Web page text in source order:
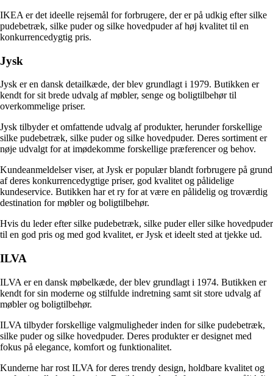
IKEA er det ideelle rejsemål for forbrugere, der er på udkig efter silke
pudebetræk, silke puder og silke hovedpuder af høj kvalitet til en
konkurrencedygtig pris.
Jysk
Jysk er en dansk detailkæde, der blev grundlagt i 1979. Butikken er
kendt for sit brede udvalg af møbler, senge og boligtilbehør til
overkommelige priser.
Jysk tilbyder et omfattende udvalg af produkter, herunder forskellige
silke pudebetræk, silke puder og silke hovedpuder. Deres sortiment er
nøje udvalgt for at imødekomme forskellige præferencer og behov.
Kundeanmeldelser viser, at Jysk er populær blandt forbrugere på grund
af deres konkurrencedygtige priser, god kvalitet og pålidelige
kundeservice. Butikken har et ry for at være en pålidelig og troværdig
destination for møbler og boligtilbehør.
Hvis du leder efter silke pudebetræk, silke puder eller silke hovedpuder
til en god pris og med god kvalitet, er Jysk et ideelt sted at tjekke ud.
ILVA
ILVA er en dansk møbelkæde, der blev grundlagt i 1974. Butikken er
kendt for sin moderne og stilfulde indretning samt sit store udvalg af
møbler og boligtilbehør.
ILVA tilbyder forskellige valgmuligheder inden for silke pudebetræk,
silke puder og silke hovedpuder. Deres produkter er designet med
fokus på elegance, komfort og funktionalitet.
Kunderne har rost ILVA for deres trendy design, holdbare kvalitet og